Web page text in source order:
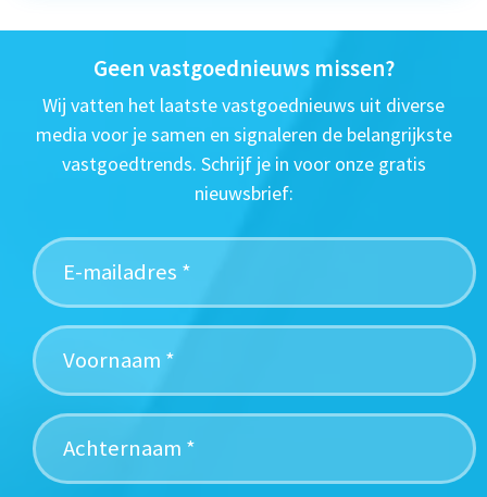
Geen vastgoednieuws missen?
Wij vatten het laatste vastgoednieuws uit diverse
media voor je samen en signaleren de belangrijkste
vastgoedtrends. Schrijf je in voor onze gratis
nieuwsbrief: